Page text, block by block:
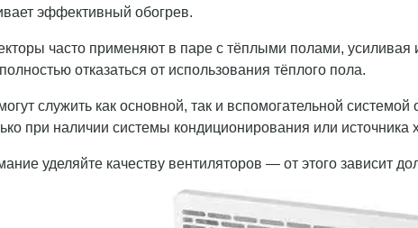
эффективный обогрев.
часто применяют в паре с тёплыми полами, усиливая
отказаться от использования тёплого пола.
служить как основной, так и вспомогательной
при наличии системы кондиционирования или источника
уделяйте качеству вентиляторов — от этого зависит